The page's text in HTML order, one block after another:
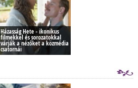
Házasság Hete - ikonikus
filmekkel és sorozatokkal
várják a nézőket a közmédia
csatornái